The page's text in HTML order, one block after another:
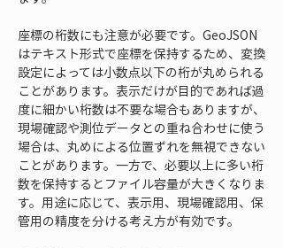
座標の桁数にも注意が必要です。GeoJSON
はテキスト形式で座標を保持するため、変換
設定によっては小数点以下の桁が丸められる
ことがあります。表示だけが目的であれば過
度に細かい桁数は不要な場合もありますが、
現場確認や測位データとの重ね合わせに使う
場合は、丸めによる位置ずれを無視できない
ことがあります。一方で、必要以上に多い桁
数を保持するとファイル容量が大きくなりま
す。用途に応じて、表示用、現場確認用、保
管用の精度を分ける考え方が有効です。